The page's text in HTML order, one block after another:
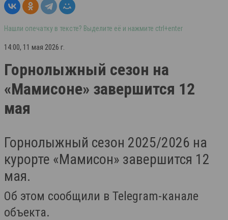
Нашли опечатку в тексте? Выделите её и нажмите ctrl+enter
14:00, 11 мая 2026 г.
Горнолыжный сезон на
«Мамисоне» завершится 12
мая
Горнолыжный сезон 2025/2026 на
курорте «Мамисон» завершится 12
мая.
Об этом сообщили в Telegram-канале
объекта.